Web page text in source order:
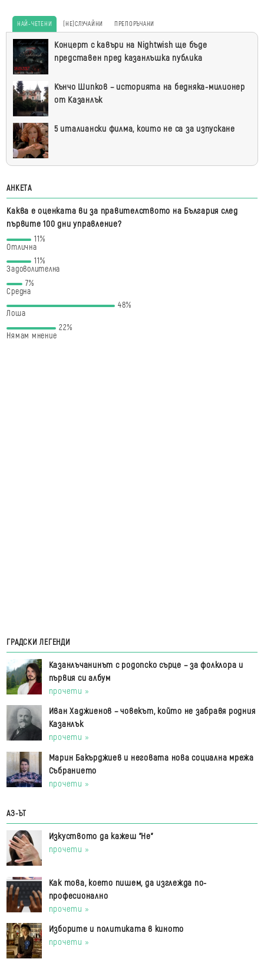
НАЙ-ЧЕТЕНИ (НЕ)СЛУЧАЙНИ ПРЕПОРЪЧАНИ
Най-
четени
Концерт с кавъри на Nightwish ще бъде
представен пред казанлъшка публика
Кънчо Шипков – историята на бедняка-милионер
от Казанлък
5 италиански филма, които не са за изпускане
АНКЕТА
Каква е оценката ви за правителството на България след
първите 100 дни управление?
11%
Отлична
11%
Задоволителна
7%
Средна
48%
Лоша
22%
Нямам мнение
ГРАДСКИ ЛЕГЕНДИ
Казанлъчанинът с родопско сърце – за фолклора и
първия си албум
прочети »
Иван Хаджиенов – човекът, който не забравя родния
Казанлък
прочети »
Марин Бакърджиев и неговата нова социална мрежа
Събранието
прочети »
АЗ-ЪТ
Изкуството да кажеш "Не"
прочети »
Как това, което пишем, да изглежда по-
професионално
прочети »
Изборите и политиката в киното
прочети »